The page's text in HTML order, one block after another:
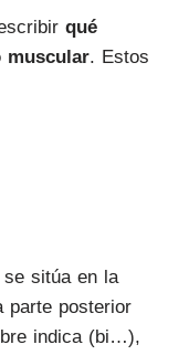
qué
muscular. Estos
se sitúa en la
parte posterior
indica (bi…),